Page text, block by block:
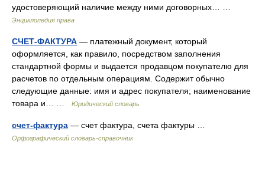
удостоверяющий наличие между ними договорных… …
Энциклопедия права
СЧЕТ-ФАКТУРА — платежный документ, который
оформляется, как правило, посредством заполнения
стандартной формы и выдается продавцом покупателю для
расчетов по отдельным операциям. Содержит обычно
следующие данные: имя и адрес покупателя; наименование
товара и… …
Юридический словарь
счет-фактура — счет фактура, счета фактуры …
Орфографический словарь-справочник